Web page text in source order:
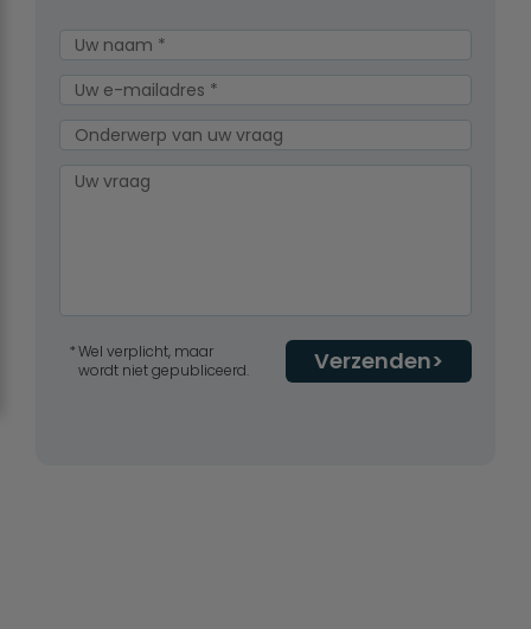
Verzenden
Wel verplicht, maar
wordt niet gepubliceerd.